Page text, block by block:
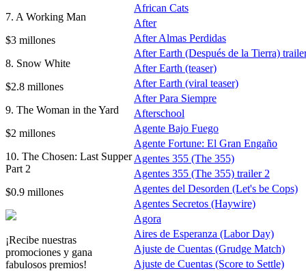
7. A Working Man
$3 millones
8. Snow White
$2.8 millones
9. The Woman in the Yard
$2 millones
10. The Chosen: Last Supper
Part 2
$0.9 millones
¡Recibe nuestras
promociones y gana
fabulosos premios!
African Cats
After
After Almas Perdidas
After Earth (Después de la Tierra)
After Earth (teaser)
After Earth (viral teaser)
After Para Siempre
Afterschool
Agente Bajo Fuego
Agente Fortune: El Gran Engaño
Agentes 355 (The 355)
Agentes 355 (The 355) trailer 2
Agentes del Desorden (Let's be Cops)
Agentes Secretos (Haywire)
Agora
Aires de Esperanza (Labor Day)
Ajuste de Cuentas (Grudge Match)
Ajuste de Cuentas (Score to Settle)